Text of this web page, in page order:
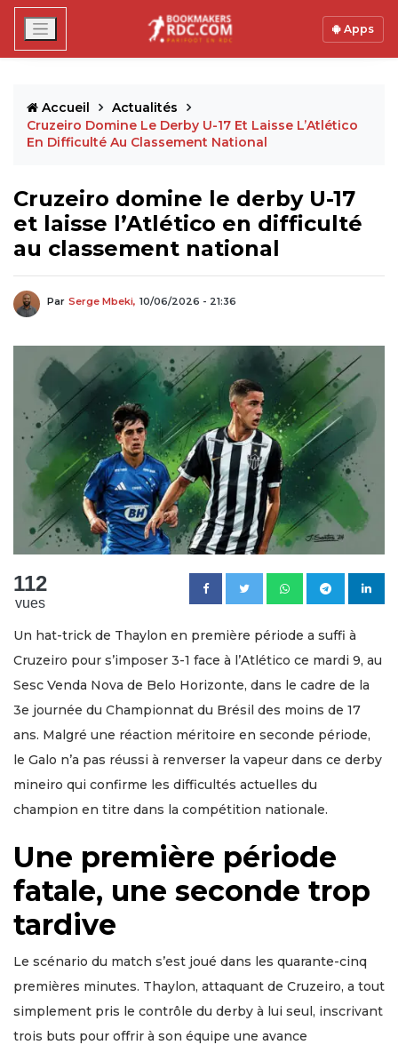
Apps
Accueil
Actualités
Cruzeiro Domine Le Derby U-17 Et Laisse L’Atlético
En Difficulté Au Classement National
Cruzeiro domine le derby U-17
et laisse l’Atlético en difficulté
au classement national
Par Serge Mbeki, 10/06/2026 - 21:36
112
vues
Un hat-trick de Thaylon en première période a suffi à
Cruzeiro pour s’imposer 3-1 face à l’Atlético ce mardi 9, au
Sesc Venda Nova de Belo Horizonte, dans le cadre de la
3e journée du Championnat du Brésil des moins de 17
ans. Malgré une réaction méritoire en seconde période,
le Galo n’a pas réussi à renverser la vapeur dans ce derby
mineiro qui confirme les difficultés actuelles du
champion en titre dans la compétition nationale.
Une première période
fatale, une seconde trop
tardive
Le scénario du match s’est joué dans les quarante-cinq
premières minutes. Thaylon, attaquant de Cruzeiro, a tout
simplement pris le contrôle du derby à lui seul, inscrivant
trois buts pour offrir à son équipe une avance